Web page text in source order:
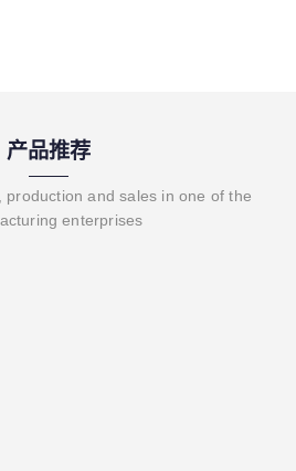
产品推荐
production and sales in one of the
enterprises